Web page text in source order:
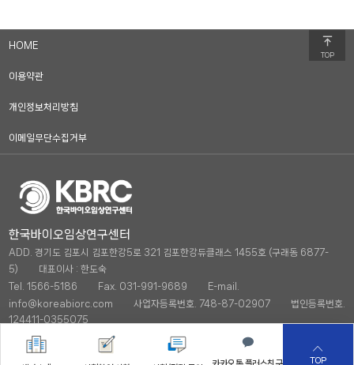
TOP
HOME
이용약관
개인정보처리방침
이메일무단수집거부
TOP
한국바이오임상연구센터
ADD. 경기도 김포시 김포한강5로 321 김포한강듀클래스 1455호 (구래동 6877-
5)
대표이사 : 한도숙
Tel. 1566-5186
Fax. 031-991-9689
E-mail.
info@koreabiorc.com
사업자등록번호. 748-87-02907
법인등록번호.
124411-0355075
COPYRIGHT 2026. KOREA BIO RESEARCH CENTER. ALL RIGHTS RESERVED.